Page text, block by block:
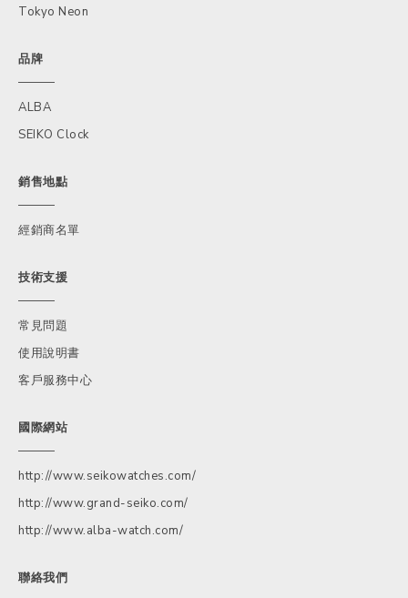
Tokyo Neon
品牌
ALBA
SEIKO Clock
銷售地點
經銷商名單
技術支援
常見問題
使用說明書
客戶服務中心
國際網站
http://www.seikowatches.com/
http://www.grand-seiko.com/
http://www.alba-watch.com/
聯絡我們